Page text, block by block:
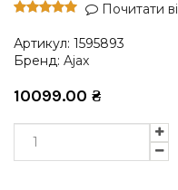
Почитати
Артикул: 1595893
Бренд: Ajax
10099.00 ₴